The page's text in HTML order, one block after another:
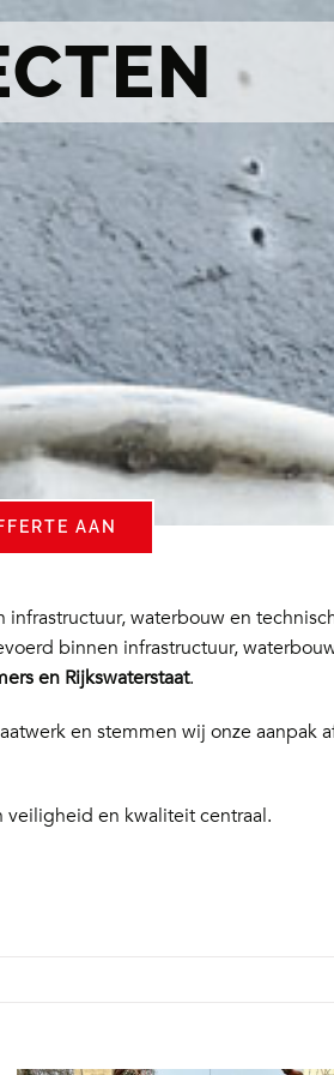
AAN
waterbouw en
binnen infrastructuur,
en Rijkswaterstaat.
en stemmen wij onze aanpak
veiligheid en kwaliteit centraal.